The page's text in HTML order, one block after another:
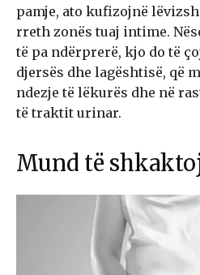
pamje, ato kufizojnë
rreth zonës tuaj intime.
të pa ndërprerë, kjo do të
djersës dhe lagështisë, që
ndezje të lëkurës dhe në
të traktit urinar.
Mund të